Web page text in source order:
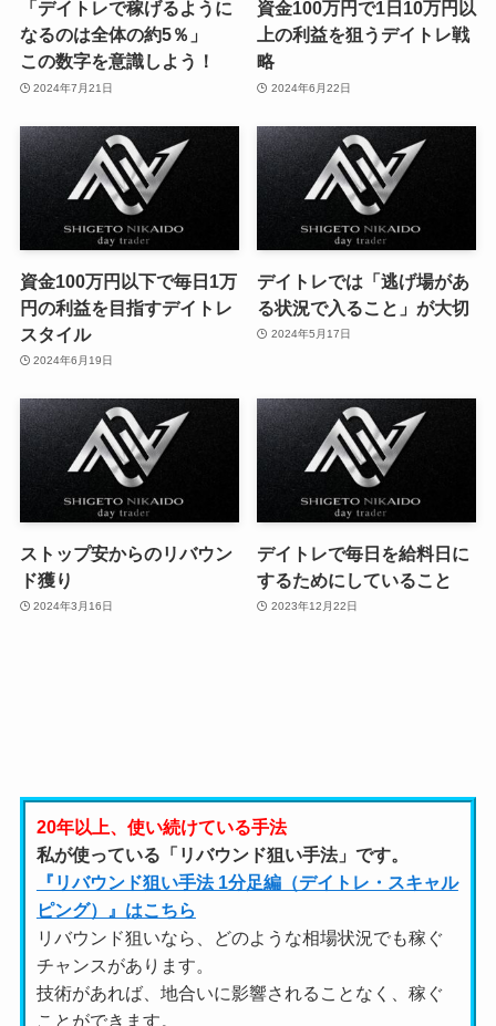
「デイトレで稼げるように
なるのは全体の約5％」
この数字を意識しよう！
2024年7月21日
資金100万円で1日10万円以
上の利益を狙うデイトレ戦
略
2024年6月22日
資金100万円以下で毎日1万
円の利益を目指すデイトレ
スタイル
2024年6月19日
デイトレでは「逃げ場があ
る状況で入ること」が大切
2024年5月17日
ストップ安からのリバウン
ド獲り
2024年3月16日
デイトレで毎日を給料日に
するためにしていること
2023年12月22日
20年以上、使い続けている手法
私が使っている「リバウンド狙い手法」です。
『リバウンド狙い手法 1分足編（デイトレ・スキャル
ピング）』はこちら
リバウンド狙いなら、どのような相場状況でも稼ぐ
チャンスがあります。
技術があれば、地合いに影響されることなく、稼ぐ
ことができます。